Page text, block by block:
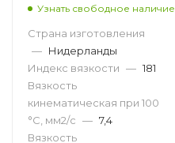
Узнать свободное наличие
Страна изготовления
— Нидерланды
Индекс вязкости — 181
Вязкость
кинематическая при 100
°С, мм2/с — 7,4
Вязкость